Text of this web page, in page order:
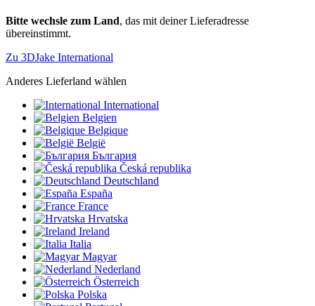
Bitte wechsle zum Land, das mit deiner Lieferadresse
übereinstimmt.
Zu 3DJake International
Anderes Lieferland wählen
International
Belgien
Belgique
België
България
Česká republika
Deutschland
España
France
Hrvatska
Ireland
Italia
Magyar
Nederland
Österreich
Polska